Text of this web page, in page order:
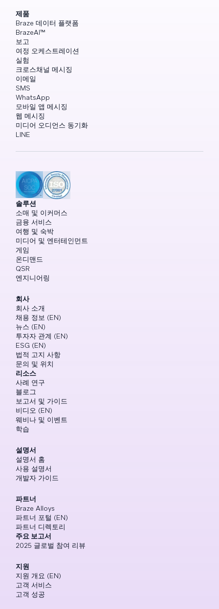
제품
Braze 데이터 플랫폼
BrazeAI™
보고
여정 오케스트레이션
실험
크로스채널 메시징
이메일
SMS
WhatsApp
모바일 앱 메시징
웹 메시징
미디어 오디언스 동기화
LINE
솔루션
소매 및 이커머스
금융 서비스
여행 및 숙박
미디어 및 엔터테인먼트
게임
온디맨드
QSR
엔지니어링
회사
회사 소개
채용 정보 (EN)
뉴스 (EN)
투자자 관계 (EN)
ESG (EN)
법적 고지 사항
문의 및 위치
리소스
사례 연구
블로그
보고서 및 가이드
비디오 (EN)
웨비나 및 이벤트
학습
설명서
설명서 홈
사용 설명서
개발자 가이드
파트너
Braze Alloys
파트너 포털 (EN)
파트너 디렉토리
주요 보고서
2025 글로벌 참여 리뷰
지원
지원 개요 (EN)
고객 서비스
고객 성공